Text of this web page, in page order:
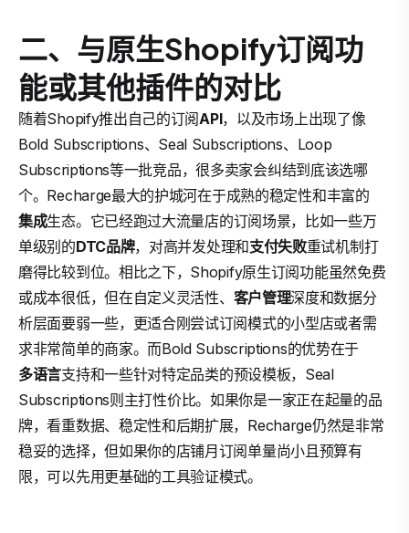
二、与原生Shopify订阅功
能或其他插件的对比
随着Shopify推出自己的订阅API，以及市场上出现了像
Bold Subscriptions、Seal Subscriptions、Loop
Subscriptions等一批竞品，很多卖家会纠结到底该选哪
个。Recharge最大的护城河在于成熟的稳定性和丰富的
集成生态。它已经跑过大流量店的订阅场景，比如一些万
单级别的DTC品牌，对高并发处理和支付失败重试机制打
磨得比较到位。相比之下，Shopify原生订阅功能虽然免费
或成本很低，但在自定义灵活性、 客户管理深度和数据分
析层面要弱一些，更适合刚尝试订阅模式的小型店或者需
求非常简单的商家。而Bold Subscriptions的优势在于
多语言支持和一些针对特定品类的预设模板，Seal
Subscriptions则主打性价比。如果你是一家正在起量的品
牌，看重数据、稳定性和后期扩展，Recharge仍然是非常
稳妥的选择，但如果你的店铺月订阅单量尚小且预算有
限，可以先用更基础的工具验证模式。